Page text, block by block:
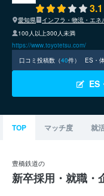
3.1
愛知県
インフラ・物流・エネ
100人以上300人未満
https://www.toyotetsu.com/
口コミ投稿数（40件） ES・
ES
TOP マッチ度 就
豊橋鉄道の
新卒採用・就職・